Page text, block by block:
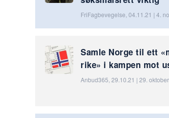
FriFagbevegelse, 04.11.21 | 4.
Samle Norge til ett
rike» i kampen mot
Anbud365, 29.10.21 | 29.